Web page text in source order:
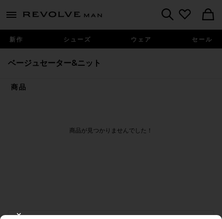
menu - shows more content
Revolve
新作 シューズ ウェア セール
ベージュセーター&ニット
商品
商品が見つかりませんでした！
FOOTER